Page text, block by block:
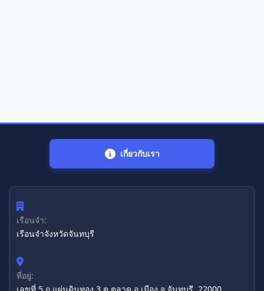
เกี่ยวกับเรา
เรือนจำ:
เรือนจำจังหวัดจันทบุรี
ที่อยู่: